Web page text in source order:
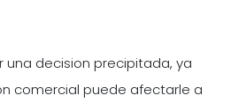
decision precipitada, ya
comercial puede afectarle a